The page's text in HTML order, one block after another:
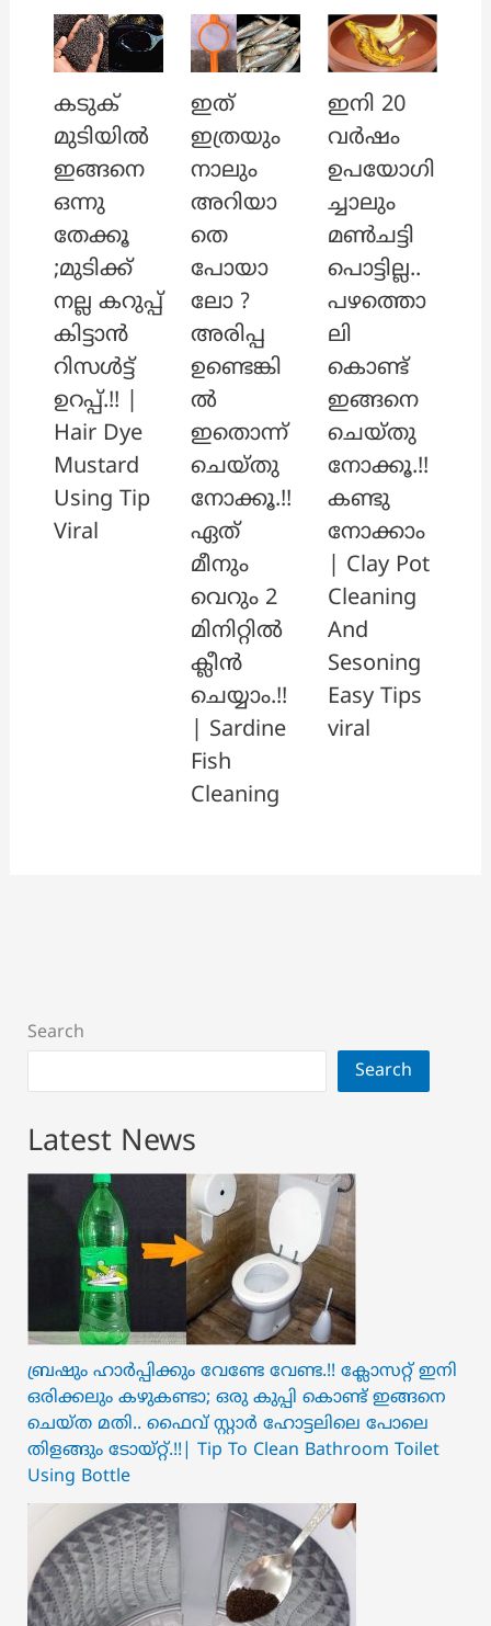
കടുക്
മുടിയിൽ
ഇങ്ങനെ
ഒന്നു
തേക്കൂ
;മുടിക്ക്
നല്ല കറുപ്പ്
കിട്ടാൻ
റിസൾട്ട്
ഉറപ്പ്.!! |
Hair Dye
Mustard
Using Tip
Viral
ഇത്
ഇത്രയും
നാലും
അറിയാ
തെ
പോയാ
ലോ ?
അരിപ്പ
ഉണ്ടെങ്കി
ൽ
ഇതൊന്ന്
ചെയ്തു
നോക്കൂ.!!
ഏത്
മീനും
വെറും 2
മിനിറ്റിൽ
ക്ലീൻ
ചെയ്യാം.!!
| Sardine
Fish
Cleaning
ഇനി 20
വർഷം
ഉപയോഗി
ച്ചാലും
മൺചട്ടി
പൊട്ടില്ല..
പഴത്തൊ
ലി
കൊണ്ട്
ഇങ്ങനെ
ചെയ്തു
നോക്കൂ.!!
കണ്ടു
നോക്കാം
| Clay Pot
Cleaning
And
Sesoning
Easy Tips
viral
Search
Search
Latest News
ബ്രഷും ഹാർപ്പിക്കും വേണ്ടേ വേണ്ട.!! ക്ലോസറ്റ് ഇനി
ഒരിക്കലും കഴുകണ്ടാ; ഒരു കുപ്പി കൊണ്ട് ഇങ്ങനെ
ചെയ്ത മതി.. ഫൈവ് സ്റ്റാർ ഹോട്ടലിലെ പോലെ
തിളങ്ങും ടോയ്റ്റ്.!!| Tip To Clean Bathroom Toilet
Using Bottle